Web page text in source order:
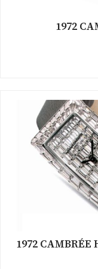
1972
1972 CAMBRÉE